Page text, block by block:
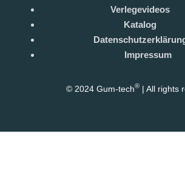
Verlegevideos
Katalog
Impressum
© 2024 Gum-tech® | All rights